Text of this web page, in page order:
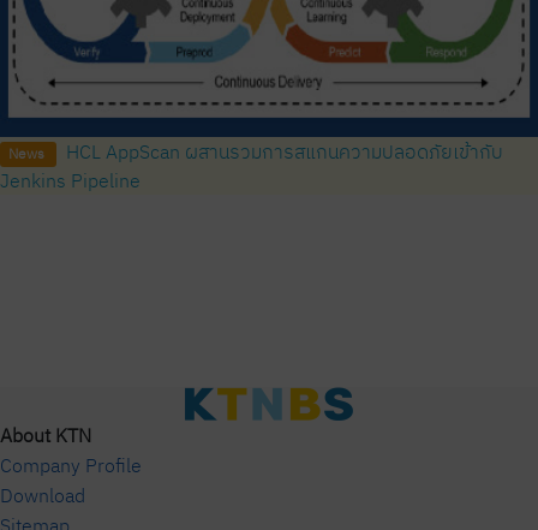
News
HCL AppScan ผสานรวมการสแกนความปลอดภัยเข้ากับ
Jenkins Pipeline
About KTN
Company Profile
Download